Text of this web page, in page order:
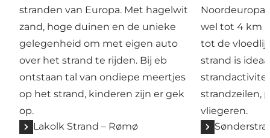
stranden van Europa. Met hagelwit
zand, hoge duinen en de unieke
gelegenheid om met eigen auto
over het strand te rijden. Bij eb
ontstaan tal van ondiepe meertjes
op het strand, kinderen zijn er gek
op.
Lakolk Strand – Rømø
wel tot 4 km
tot de
strand is
strandzeilen,
vliegeren.